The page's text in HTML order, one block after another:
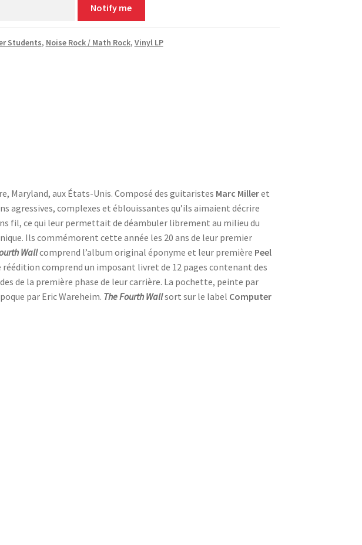
Notify me
Students, Noise Rock / Math Rock, Vinyl LP
aux États-Unis. Composé des guitaristes Marc Milleret
agressives, complexes et éblouissantes qu’ils aimaient décrire
fil, ce qui leur permettait de déambuler librement au milieu du
Ils commémorent cette année les 20 ans de leur premier
Wallcomprend l’album original éponyme et leur première Peel
comprend un imposant livret de 12 pages contenant des
de la première phase de leur carrière. La pochette, peinte par
par Eric Wareheim. The Fourth Wallsort sur le label Computer